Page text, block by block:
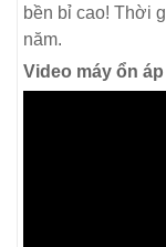
bền bỉ cao! Thời
năm.
Video máy ổn